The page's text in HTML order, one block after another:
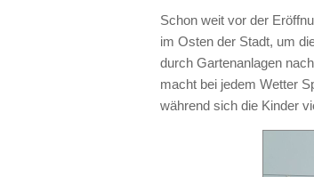
Schon weit vor der
im Osten der Stadt, um
durch Gartenanlagen
macht bei jedem Wetter
während sich die Kinder